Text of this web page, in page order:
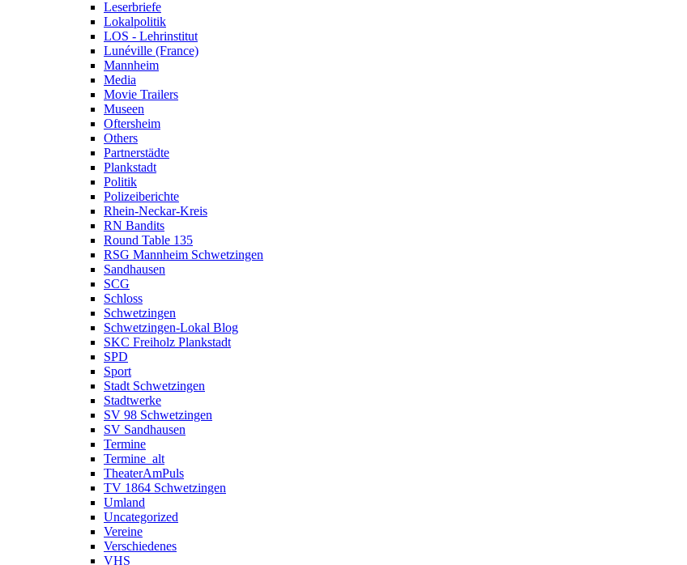
Leserbriefe
Lokalpolitik
LOS - Lehrinstitut
Lunéville (France)
Mannheim
Media
Movie Trailers
Museen
Oftersheim
Others
Partnerstädte
Plankstadt
Politik
Polizeiberichte
Rhein-Neckar-Kreis
RN Bandits
Round Table 135
RSG Mannheim Schwetzingen
Sandhausen
SCG
Schloss
Schwetzingen
Schwetzingen-Lokal Blog
SKC Freiholz Plankstadt
SPD
Sport
Stadt Schwetzingen
Stadtwerke
SV 98 Schwetzingen
SV Sandhausen
Termine
Termine_alt
TheaterAmPuls
TV 1864 Schwetzingen
Umland
Uncategorized
Vereine
Verschiedenes
VHS